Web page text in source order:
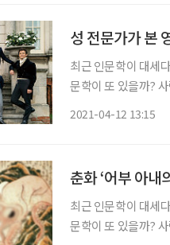
성 전문가가 본
최근 인문학이 대세
문학이 또 있을까?
2021-04-12 13:15
춘화 ‘어부 아내
최근 인문학이 대세
문학이 또 있을까?